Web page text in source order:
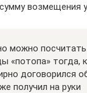
возмещения
можно
«потопа» тогда,
договорился
получил на руки